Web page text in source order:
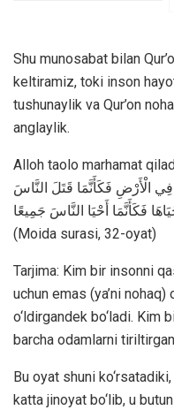
Shu munosabat bilan
keltiramiz, toki inson
tushunaylik va Qur’on
anglaylik.
Alloh taolo marhamat
الْأَرْضِ فَكَأَنَّمَا قَتَلَ النَّاسَ
فَكَأَنَّمَا أَحْيَا النَّاسَ جَمِيعًا
(Moida surasi, 32-oyat)
Tarjima: Kim bir insonni
uchun emas (ya’ni nohaq)
o‘ldirgandek bo‘ladi. Kim
barcha odamlarni
Bu oyat shuni
katta jinoyat bo‘lib, u